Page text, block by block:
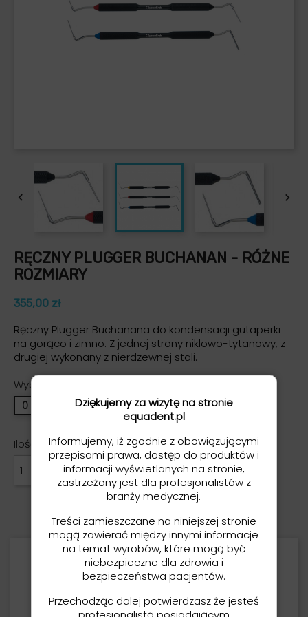
 
RĘCZNY PLUGGER BUCHANAN - RÓŻNE
ROZMIARY
355,00 zł
Ręczny Plugger Buchanana do kondensacji gutaperki
na gorąco i zimno. Z jednej strony niklowo-tytanowy, z
drugiej wykonany z nierdzewnej stali.
Wybierz rozmiar:
0 2 Asortyment
Ilość
 DODAJ DO KOSZYKA
Ręczny Plugger Buchanana do
kondensacji gutaperki na gorąco i
Dziękujemy za wizytę na stronie
equadent.pl
Informujemy, iż zgodnie z obowiązującymi
przepisami prawa, dostęp do produktów i
informacji wyświetlanych na stronie,
zastrzeżony jest dla profesjonalistów z
branży medycznej.
Treści zamieszczane na niniejszej stronie
mogą zawierać między innymi informacje
na temat wyrobów, które mogą być
niebezpieczne dla zdrowia i
bezpieczeństwa pacjentów.
Przechodząc dalej potwierdzasz że jesteś